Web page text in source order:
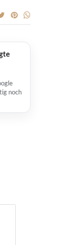
noch